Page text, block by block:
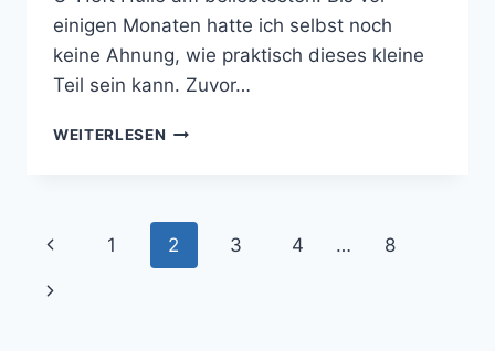
einigen Monaten hatte ich selbst noch
keine Ahnung, wie praktisch dieses kleine
Teil sein kann. Zuvor…
WEITERLESEN FREEBOOK:
„HANNI“
Seitennavigation
Vorherige
Seite
1 2 3 4 … 8
Nächste